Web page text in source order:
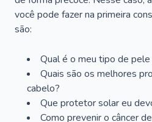
você pode fazer na primeira
são:
Qual é o meu tipo de
Quais são os melhores
cabelo?
Que protetor solar eu
Como prevenir o câncer